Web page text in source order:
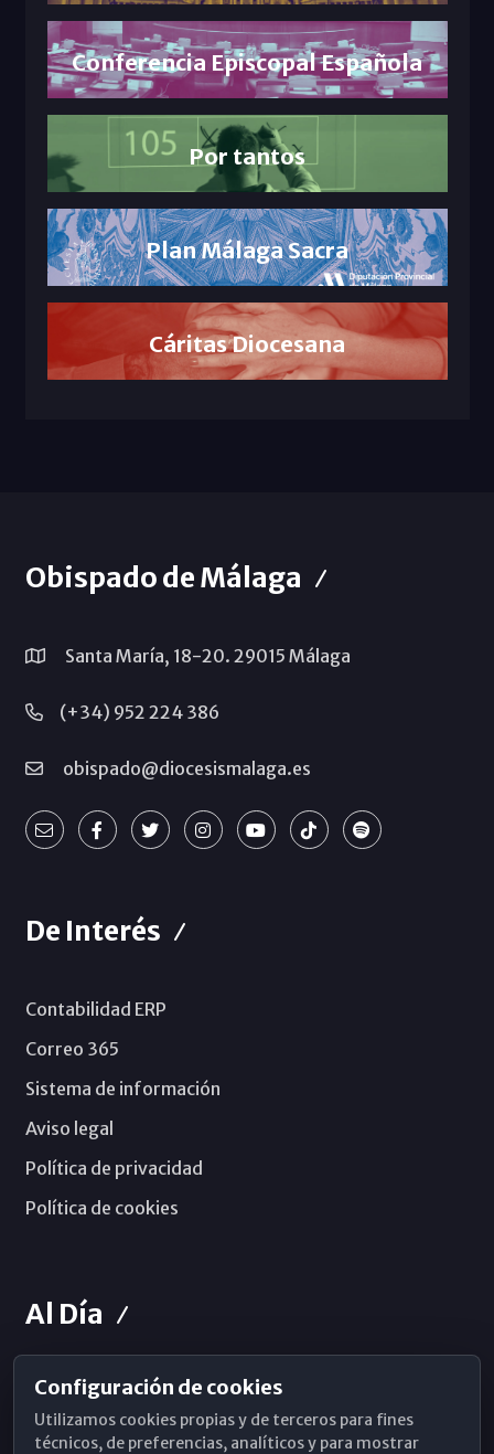
Conferencia Episcopal Española
Por tantos
Plan Málaga Sacra
Cáritas Diocesana
Obispado de Málaga
Santa María, 18-20. 29015 Málaga
(+34) 952 224 386
obispado@diocesismalaga.es
De Interés
Contabilidad ERP
Correo 365
Sistema de información
Aviso legal
Política de privacidad
Política de cookies
Al Día
Horarios de Misa
Hemeroteca
Configuración de cookies
Utilizamos cookies propias y de terceros para fines
técnicos, de preferencias, analíticos y para mostrar